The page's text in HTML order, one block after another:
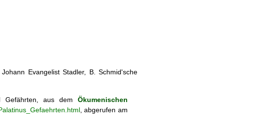
Evangelist Stadler, B. Schmid'sche
Gefährten, aus demÖkumenischen
, abgerufen am